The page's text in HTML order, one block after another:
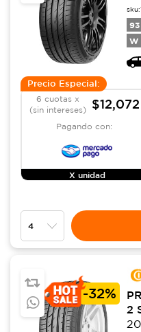
sku:
93
W
Precio Especial:
6 cuotas x
(sin intereses)
$12,072
Pagando con:
X unidad
-32%
2